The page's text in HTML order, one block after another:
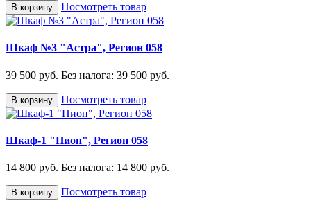
В корзину Посмотреть товар
Шкаф №3 "Астра", Регион 058
39 500 руб. Без налога: 39 500 руб.
В корзину Посмотреть товар
Шкаф-1 "Пион", Регион 058
14 800 руб. Без налога: 14 800 руб.
В корзину Посмотреть товар